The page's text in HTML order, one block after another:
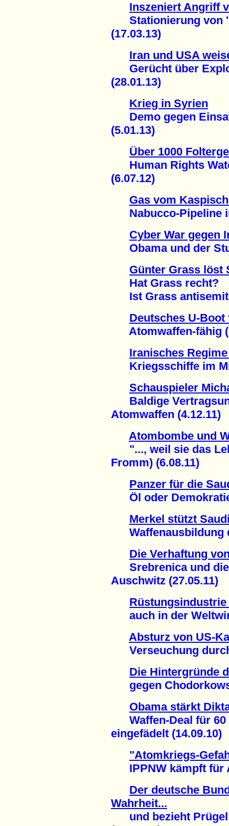
Inszeniert Angriff
Stationierung von
(17.03.13)
Iran und USA
Gerücht über
(28.01.13)
Krieg in Syrien
Demo gegen
(5.01.13)
Über 1000
Human Rights
(6.07.12)
Gas vom
Nabucco-Pipeline
Cyber War gegen
Obama und der
Günter Grass löst
Hat Grass recht?
Ist Grass
Deutsches U-
Atomwaffen-fähig
Iranisches
Kriegsschiffe im
Schauspieler
Baldige
Atomwaffen (4.12.11)
Atombombe und
"..., weil sie das
Fromm) (6.08.11)
Panzer für die
Öl oder Demokratie
Merkel stützt
Waffenausbildung
Die Verhaftung
Srebrenica und die
Auschwitz (27.05.11)
auch in der
Absturz von US-
Verseuchung durch
Die Hintergründe
gegen
Obama stärkt
Waffen-Deal für 60
eingefädelt (14.09.10)
"Atomkriegs-
IPPNW kämpft für
Der deutsche
Wahrheit...
und bezieht Prügel